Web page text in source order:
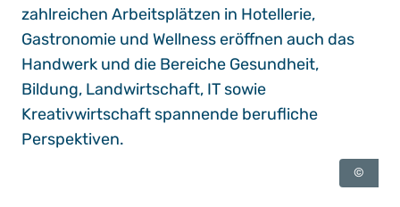
zahlreichen Arbeitsplätzen in Hotellerie,
Gastronomie und Wellness eröffnen auch das
Handwerk und die Bereiche Gesundheit,
Bildung, Landwirtschaft, IT sowie
Kreativwirtschaft spannende berufliche
Perspektiven.
©